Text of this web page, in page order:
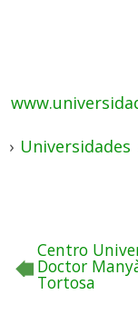
› Universidades
Centro
Doctor
Tortosa